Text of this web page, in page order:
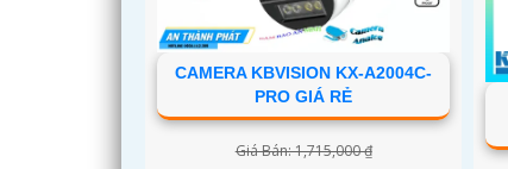
CAMERA KBVISION KX-A2004C-
PRO GIÁ RẺ
Giá Bán: 1,715,000 ₫